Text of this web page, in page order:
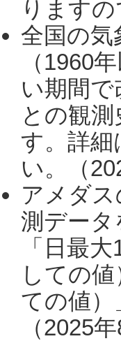
ります
全国の気
（1960
い期間
との観
す。詳細
い。（
アメダ
測データ
「日最
しての
ての値
（2025